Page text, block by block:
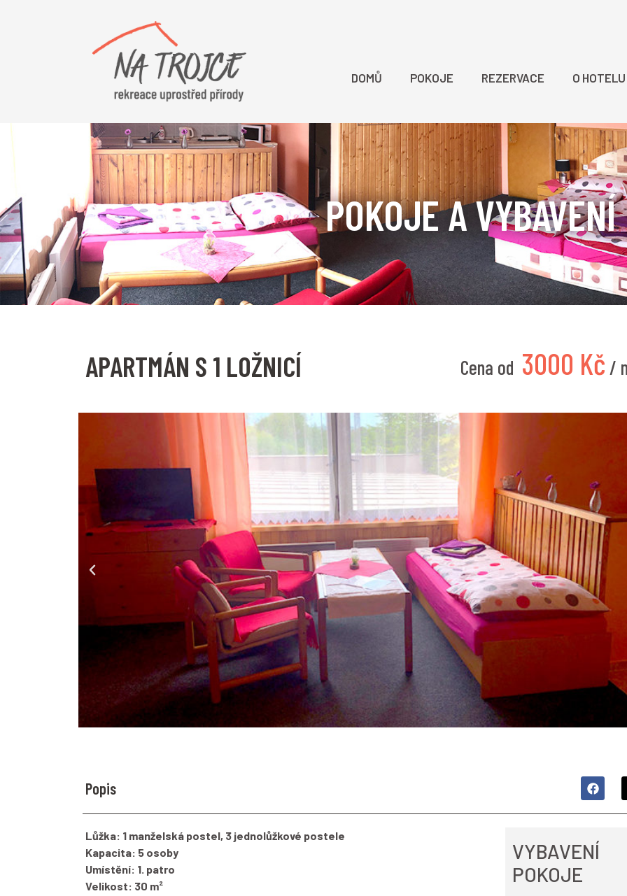
DOMŮ POKOJE REZERVACE O HOTELU
POKOJE A VYBAVENÍ
APARTMÁN S 1 LOŽNICÍ Cena od 3000 Kč /
Popis
Lůžka: 1 manželská postel, 3 jednolůžkové postele
Kapacita: 5 osoby
Umístění: 1. patro
Velikost: 30 m²
VYBAVENÍ
POKOJE